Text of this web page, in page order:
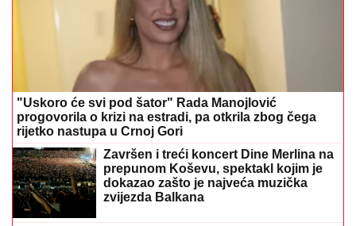
"Uskoro će svi pod šator" Rada Manojlović
progovorila o krizi na estradi, pa otkrila zbog čega
rijetko nastupa u Crnoj Gori
Završen i treći koncert Dine Merlina na
prepunom Koševu, spektakl kojim je
dokazao zašto je najveća muzička
zvijezda Balkana